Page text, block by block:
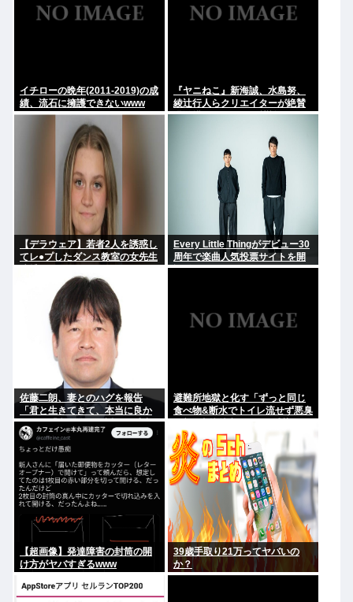
イチローの晩年(2011-2019)の成
績、流石に擁護できないwww
『ヤニねこ』新海誠、水島努、
綾辻行人らクリエイターが絶賛
過激描写はBPOでも議論に
【デラウェア】若者2人を誘惑し
てレ●プしたダンス教室の女先生
Every Little Thingがデビュー30
周年で楽曲人気投票サイトを開
設 俺はもちろんFace the
佐藤二朗、妻とのハグを報告
「君と生きてきて、本当に良か
った」「文〇砲より遥かに威力
は弱いが、僕のノロケ砲をお見
舞いする」
避難所地獄と化す「ずっと同じ
食べ物&断水でトイレ流せず悪臭
【超画像】発達障害の封筒の開
け方がヤバすぎるwww
39歳手取り21万ってヤバいの
か？